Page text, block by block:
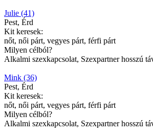
Julie (41)
Pest, Érd
Kit keresek:
nőt, női párt, vegyes párt, férfi párt
Milyen célból?
Alkalmi szexkapcsolat, Szexpartner hosszú
Mink (36)
Pest, Érd
Kit keresek:
nőt, női párt, vegyes párt, férfi párt
Milyen célból?
Alkalmi szexkapcsolat, Szexpartner hosszú